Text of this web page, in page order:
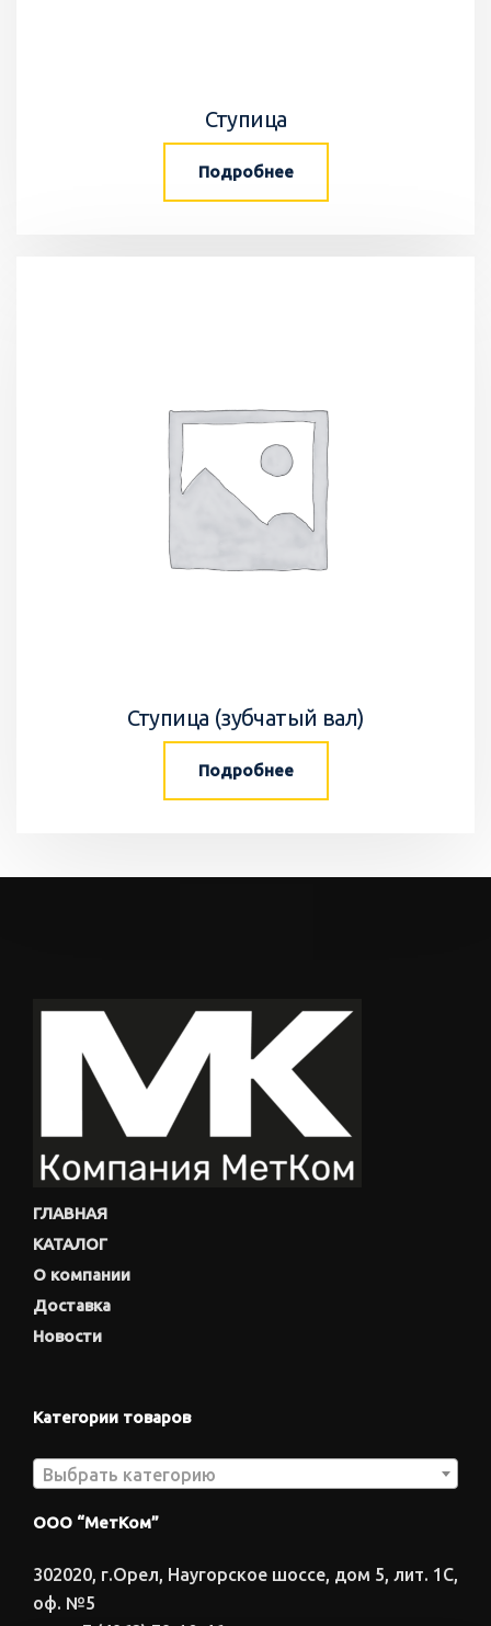
Ступица
Подробнее
Ступица (зубчатый вал)
Подробнее
ГЛАВНАЯ
КАТАЛОГ
О компании
Доставка
Новости
Категории товаров
Выбрать категорию
ООО “МетКом”
302020, г.Орел, Наугорское шоссе, дом 5, лит. 1С,
оф. №5